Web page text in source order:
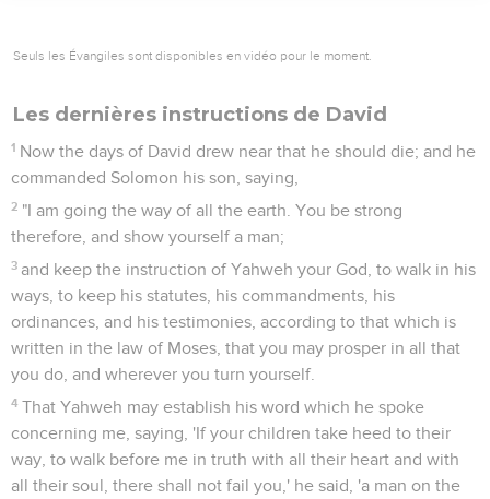
Seuls les Évangiles sont disponibles en vidéo pour le moment.
Les dernières instructions de David
1 Now the days of David drew near that he should die; and he
commanded Solomon his son, saying,
2 "I am going the way of all the earth. You be strong
therefore, and show yourself a man;
3 and keep the instruction of Yahweh your God, to walk in his
ways, to keep his statutes, his commandments, his
ordinances, and his testimonies, according to that which is
written in the law of Moses, that you may prosper in all that
you do, and wherever you turn yourself.
4 That Yahweh may establish his word which he spoke
concerning me, saying, 'If your children take heed to their
way, to walk before me in truth with all their heart and with
all their soul, there shall not fail you,' he said, 'a man on the